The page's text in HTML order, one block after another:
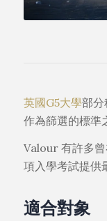
英國G5大學部分
作為篩選的標準
Valour 有許多
項入學考試提供
適合對象